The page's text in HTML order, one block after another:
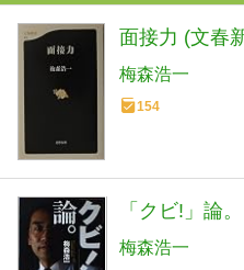
面接力 (文春
梅森浩一
154
「クビ!」論。
梅森浩一